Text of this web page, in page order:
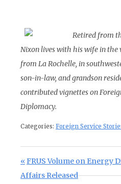
Retired from
Nixon lives with his wife in the
from La Rochelle, in
son-in-law, and grandson
contributed vignettes on
Diplomacy.
Categories: Foreign Service
Post
Previous Post:
FRUS Volume on Energy
Affairs Released